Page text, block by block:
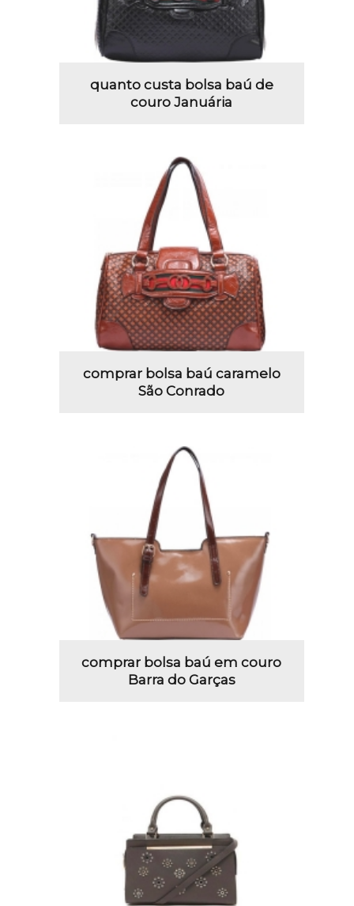
quanto custa bolsa baú de
couro Januária
comprar bolsa baú caramelo
São Conrado
comprar bolsa baú em couro
Barra do Garças